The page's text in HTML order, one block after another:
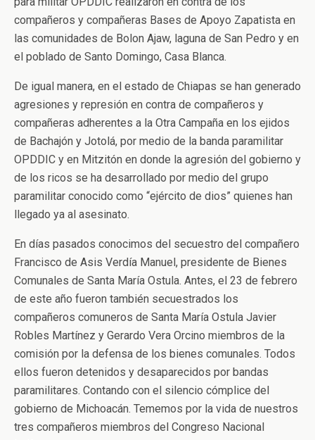
compañeros y compañeras Bases de Apoyo Zapatista en
las comunidades de Bolon Ajaw, laguna de San Pedro y en
el poblado de Santo Domingo, Casa Blanca.
De igual manera, en el estado de Chiapas se han generado
agresiones y represión en contra de compañeros y
compañeras adherentes a la Otra Campaña en los ejidos
de Bachajón y Jotolá, por medio de la banda paramilitar
OPDDIC y en Mitzitón en donde la agresión del gobierno y
de los ricos se ha desarrollado por medio del grupo
paramilitar conocido como “ejército de dios” quienes han
llegado ya al asesinato.
En días pasados conocimos del secuestro del compañero
Francisco de Asis Verdía Manuel, presidente de Bienes
Comunales de Santa María Ostula. Antes, el 23 de febrero
de este año fueron también secuestrados los
compañeros comuneros de Santa María Ostula Javier
Robles Martínez y Gerardo Vera Orcino miembros de la
comisión por la defensa de los bienes comunales. Todos
ellos fueron detenidos y desaparecidos por bandas
paramilitares. Contando con el silencio cómplice del
gobierno de Michoacán. Tememos por la vida de nuestros
tres compañeros miembros del Congreso Nacional